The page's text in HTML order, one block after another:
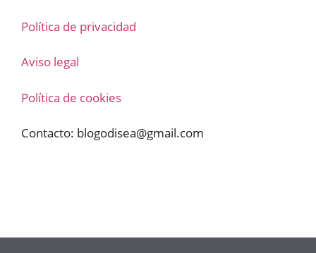
Política de privacidad
Aviso legal
Política de cookies
Contacto: blogodisea@gmail.com